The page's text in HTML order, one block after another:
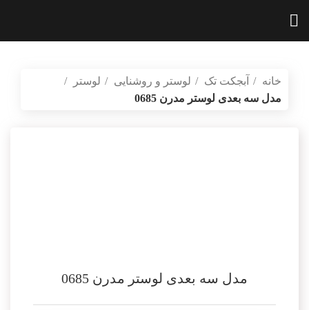
خانه آبجکت تک لوستر و روشنایی
لوستر
مدل سه بعدی لوستر مدرن 0685
مدل سه بعدی لوستر مدرن 0685